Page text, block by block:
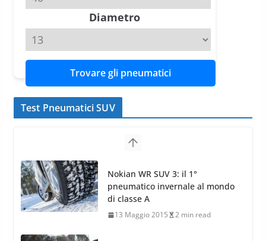
11 Aprile 2026 15 min read
Diametro
Trovare gli pneumatici
Test Pneumatici SUV
Nokian WR SUV 3: il 1°
pneumatico invernale al mondo
di classe A
13 Maggio 2015 2 min read